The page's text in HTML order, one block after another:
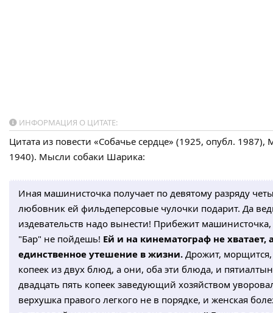
ИНФОРМАЦИЯ О ЦИТАТЕ:
Цитата из повести «Собачье сердце» (1925, опубл.
1940). Мысли собаки Шарика:
Иная машинисточка получает по девятому разряду
любовник ей фильдеперсовые чулочки подарит. Да
издевательств надо вынести! Прибежит
"Бар" не пойдешь! Ей и на кинематограф не
единственное утешение в жизни. Дрожит, морщится,
копеек из двух блюд, а они, оба эти блюда, и
двадцать пять копеек заведующий хозяйством
верхушка правого легкого не в порядке, и женская